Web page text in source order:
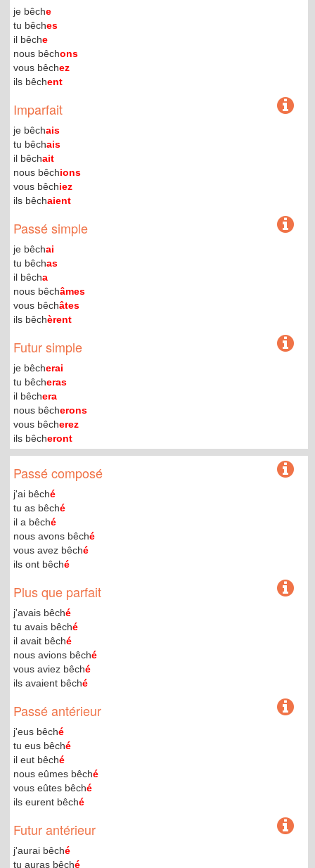
je bêche
tu bêches
il bêche
nous bêchons
vous bêchez
ils bêchent
Imparfait
je bêchais
tu bêchais
il bêchait
nous bêchions
vous bêchiez
ils bêchaient
Passé simple
je bêchai
tu bêchas
il bêcha
nous bêchâmes
vous bêchâtes
ils bêchèrent
Futur simple
je bêcherai
tu bêcheras
il bêchera
nous bêcherons
vous bêcherez
ils bêcheront
Passé composé
j'ai bêché
tu as bêché
il a bêché
nous avons bêché
vous avez bêché
ils ont bêché
Plus que parfait
j'avais bêché
tu avais bêché
il avait bêché
nous avions bêché
vous aviez bêché
ils avaient bêché
Passé antérieur
j'eus bêché
tu eus bêché
il eut bêché
nous eûmes bêché
vous eûtes bêché
ils eurent bêché
Futur antérieur
j'aurai bêché
tu auras bêché